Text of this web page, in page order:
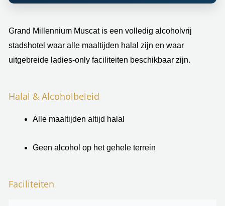
Grand Millennium Muscat is een volledig alcoholvrij
stadshotel waar alle maaltijden halal zijn en waar
uitgebreide ladies-only faciliteiten beschikbaar zijn.
Halal & Alcoholbeleid
Alle maaltijden altijd halal
Geen alcohol op het gehele terrein
Faciliteiten